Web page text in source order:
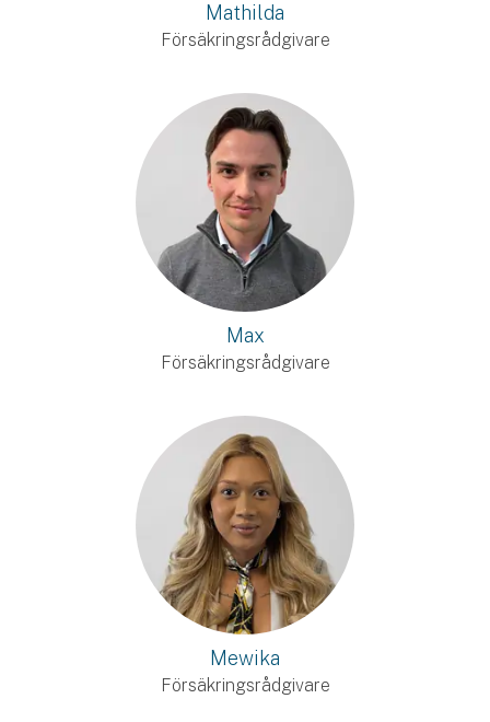
Mathilda
Försäkringsrådgivare
Max
Försäkringsrådgivare
Mewika
Försäkringsrådgivare